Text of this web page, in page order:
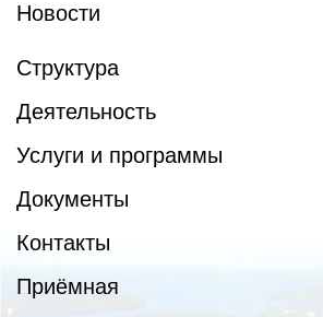
Новости
Структура
Деятельность
Услуги и программы
Документы
Контакты
Приёмная